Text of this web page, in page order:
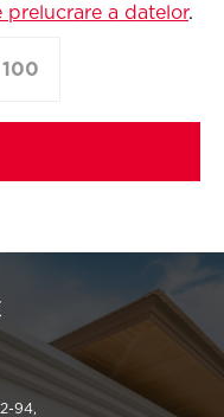
prelucrare a datelor.
94,